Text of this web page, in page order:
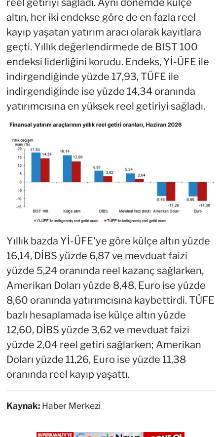
reel getiriyi sağladı. Aynı dönemde külçe
altın, her iki endekse göre de en fazla reel
kayıp yaşatan yatırım aracı olarak kayıtlara
geçti. Yıllık değerlendirmede de BIST 100
endeksi liderliğini korudu. Endeks, Yİ-ÜFE ile
indirgendiğinde yüzde 17,93, TÜFE ile
indirgendiğinde ise yüzde 14,34 oranında
yatırımcısına en yüksek reel getiriyi sağladı.
Yıllık bazda Yİ-ÜFE'ye göre külçe altın yüzde
16,14, DİBS yüzde 6,87 ve mevduat faizi
yüzde 5,24 oranında reel kazanç sağlarken,
Amerikan Doları yüzde 8,48, Euro ise yüzde
8,60 oranında yatırımcısına kaybettirdi. TÜFE
bazlı hesaplamada ise külçe altın yüzde
12,60, DİBS yüzde 3,62 ve mevduat faizi
yüzde 2,04 reel getiri sağlarken; Amerikan
Doları yüzde 11,26, Euro ise yüzde 11,38
oranında reel kayıp yaşattı.
Kaynak: Haber Merkezi